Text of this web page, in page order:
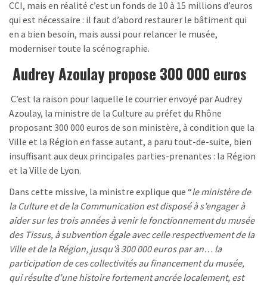
CCI, mais en réalité c’est un fonds de 10 à 15 millions d’euros
qui est nécessaire : il faut d’abord restaurer le bâtiment qui
en a bien besoin, mais aussi pour relancer le musée,
moderniser toute la scénographie.
Audrey Azoulay propose 300 000 euros
C’est la raison pour laquelle le courrier envoyé par Audrey
Azoulay, la ministre de la Culture au préfet du Rhône
proposant 300 000 euros de son ministère, à condition que la
Ville et la Région en fasse autant, a paru tout-de-suite, bien
insuffisant aux deux principales parties-prenantes : la Région
et la Ville de Lyon.
Dans cette missive, la ministre explique que “le ministère de
la Culture et de la Communication est disposé à s’engager à
aider sur les trois années à venir le fonctionnement du musée
des Tissus, à subvention égale avec celle respectivement de la
Ville et de la Région, jusqu’à 300 000 euros par an… la
participation de ces collectivités au financement du musée,
qui résulte d’une histoire fortement ancrée localement, est